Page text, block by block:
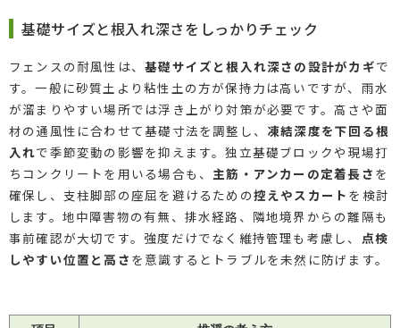
基礎サイズと根入れ深さをしっかりチェック
フェンスの耐風性は、基礎サイズと根入れ深さの設計がカギで
す。一般に砂質土より粘性土の方が保持力は高いですが、雨水
が溜まりやすい場所では浮き上がり対策が必要です。高さや面
材の通風性に合わせて基礎寸法を調整し、 凍結深度を下回る根
入れで季節変動の影響を抑えます。独立基礎ブロックや現場打
ちコンクリートを用いる場合も、 主筋・アンカーの定着長さ を
確保し、支柱脚部の座屈を避けるための控えやスカート を検討
します。地中障害物の有無、排水経路、隣地境界からの離隔も
事前確認が大切です。強度だけでなく維持管理も考慮し、 点検
しやすい位置と高さ を意識するとトラブルを未然に防げます。